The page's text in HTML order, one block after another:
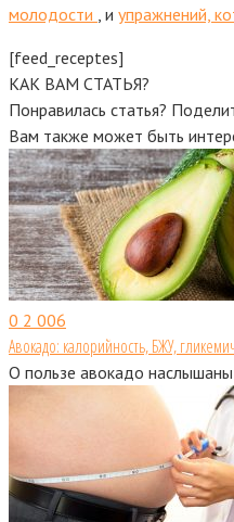
молодости , и упражнений,
[feed_receptes]
КАК ВАМ СТАТЬЯ?
Понравилась статья?
Вам также может быть
0 2 006
Авокадо: калорийность, БЖУ,
О пользе авокадо